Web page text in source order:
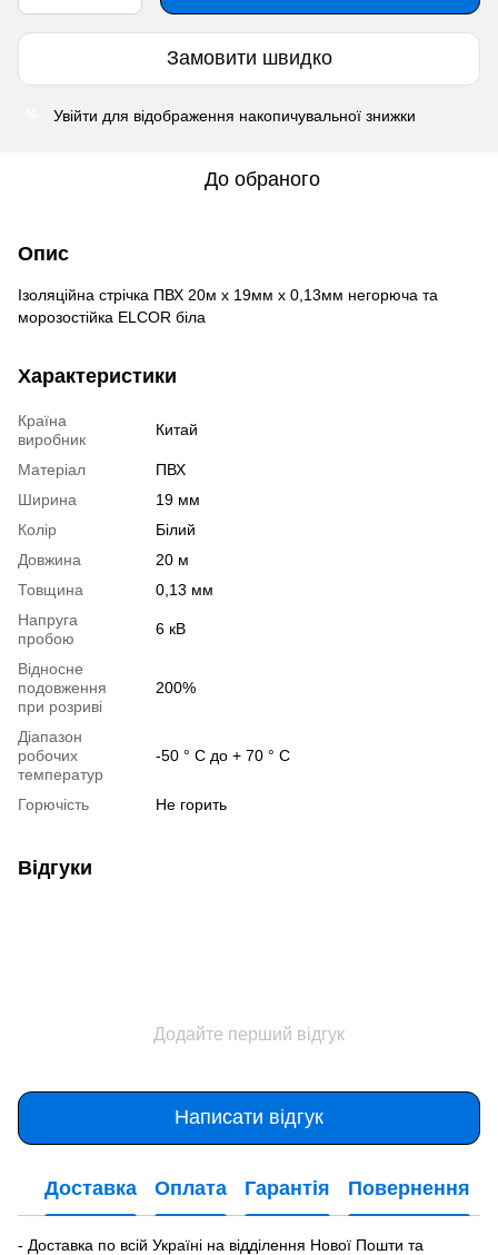
Замовити швидко
Увійти для відображення накопичувальної знижки
До обраного
Опис
Ізоляційна стрічка ПВХ 20м х 19мм х 0,13мм негорюча та
морозостійка ELCOR біла
Характеристики
Країна
виробник
Китай
Матеріал
ПВХ
Ширина
19 мм
Колір
Білий
Довжина
20 м
Товщина
0,13 мм
Напруга
пробою
6 кВ
Відносне
подовження
при розриві
200%
Діапазон
робочих
температур
-50 ° С до + 70 ° С
Горючість Не горить
Відгуки
Додайте перший відгук
Написати відгук
Доставка Оплата Гарантія Повернення
- Доставка по всій Україні на відділення Нової Пошти та